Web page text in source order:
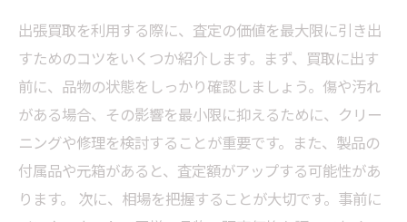
出張買取を利用する際に、査定の価値を最大限に引き出
すためのコツをいくつか紹介します。まず、買取に出す
前に、品物の状態をしっかり確認しましょう。傷や汚れ
がある場合、その影響を最小限に抑えるために、クリー
ニングや修理を検討することが重要です。また、製品の
付属品や元箱があると、査定額がアップする可能性があ
ります。 次に、相場を把握することが大切です。事前に